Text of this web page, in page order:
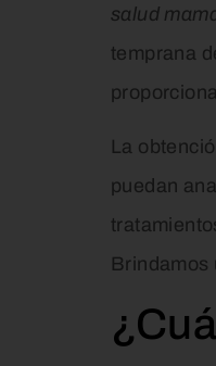
salud
temprana
La
puedan
Brindamos